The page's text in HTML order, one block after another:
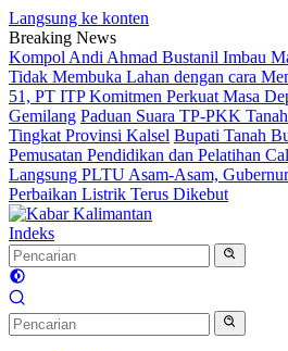
Langsung ke konten
Breaking News
Kompol Andi Ahmad Bustanil Imbau
Tidak Membuka Lahan dengan cara
51, PT ITP Komitmen Perkuat Masa
Gemilang Paduan Suara TP-PKK
Tingkat Provinsi Kalsel Bupati Tanah
Pemusatan Pendidikan dan Pelatihan
Langsung PLTU Asam-Asam,
Perbaikan Listrik Terus Dikebut
Indeks